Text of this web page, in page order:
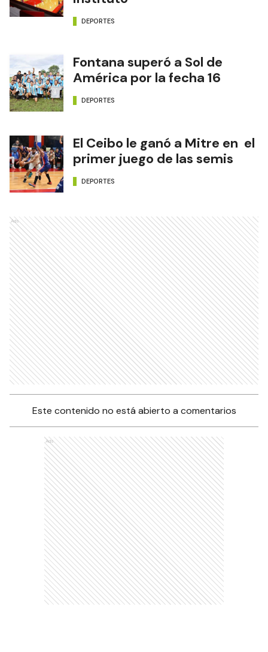
DEPORTES
Fontana superó a Sol de
América por la fecha 16
DEPORTES
El Ceibo le ganó a Mitre en el
primer juego de las semis
DEPORTES
Ads
Este contenido no está abierto a comentarios
Ads